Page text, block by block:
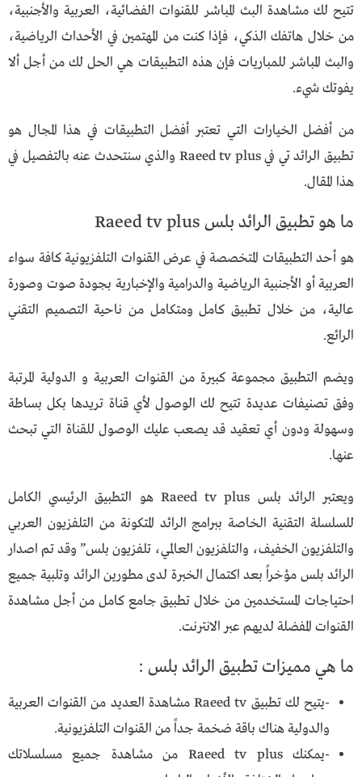
تتيح لك مشاهدة البث المباشر للقنوات الفضائية، العربية والأجنبية،
من خلال هاتفك الذكي، فإذا كنت من المهتمين في الأحداث الرياضية،
والبث المباشر للمباريات فإن هذه التطبيقات هي الحل لك من أجل ألا
يفوتك شيء.
من أفضل الخيارات التي تعتبر أفضل التطبيقات في هذا المجال هو
تطبيق الرائد تي في Raeed tv plus والذي سنتحدث عنه بالتفصيل في
هذا المقال.
ما هو تطبيق الرائد بلس Raeed tv plus
هو أحد التطبيقات المتخصصة في عرض القنوات التلفزيونية كافة سواء
العربية أو الأجنبية الرياضية والدرامية والإخبارية بجودة صوت وصورة
عالية، من خلال تطبيق كامل ومتكامل من ناحية التصميم التقني
الرائع.
ويضم التطبيق مجموعة كبيرة من القنوات العربية و الدولية المرتبة
وفق تصنيفات عديدة تتيح لك الوصول لأي قناة تريدها بكل بساطة
وسهولة ودون أي تعقيد قد يصعب عليك الوصول للقناة التي تبحث
عنها.
ويعتبر الرائد بلس Raeed tv plus هو التطبيق الرئيسي الكامل
للسلسلة التقنية الخاصة ببرامج الرائد المتكونة من التلفزيون العربي
والتلفزيون الخفيف، والتلفزيون العالمي، تلفزيون بلس” وقد تم اصدار
الرائد بلس مؤخراً بعد اكتمال الخبرة لدى مطورين الرائد وتلبية جميع
احتياجات المستخدمين من خلال تطبيق جامع كامل من أجل مشاهدة
القنوات المفضلة لديهم عبر الانترنت.
ما هي مميزات تطبيق الرائد بلس :
-يتيح لك تطبيق Raeed tv مشاهدة العديد من القنوات العربية
والدولية هناك باقة ضخمة جداً من القنوات التلفزيونية.
-يمكنك Raeed tv plus من مشاهدة جميع مسلسلاتك